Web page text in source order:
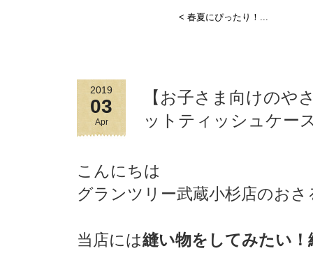
< 春夏にぴったり！...
2019
03
Apr
【お子さま向けの
ットティッシュケー
こんにちは
グランツリー武蔵小杉店のおさ
当店には縫い物をしてみたい